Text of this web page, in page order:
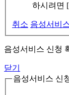
하시려면
취소 음성서비
음성서비스 신청
닫기
음성서비스 신